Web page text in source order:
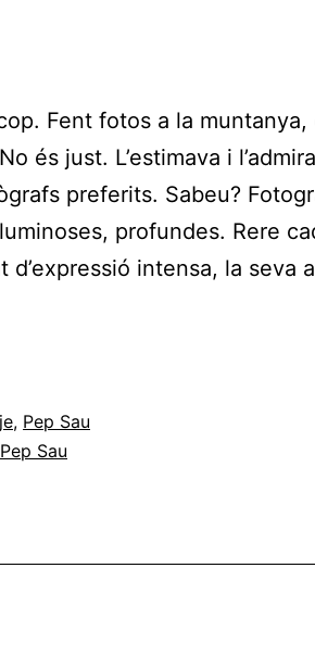
Fent fotos a la muntanya,
és just. L’estimava i
preferits. Sabeu?
profundes. Rere
d’expressió intensa, la seva
, Pep Sau
Pep Sau